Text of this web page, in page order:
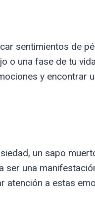
sentimientos de
o una fase de tu
y encontrar
un sapo
ser una
atención a estas